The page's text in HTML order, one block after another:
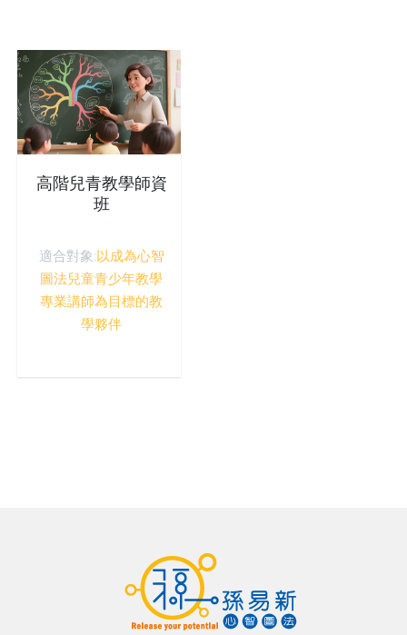
高階兒青教學師資
班
適合對象:以成為心智
圖法兒童青少年教學
專業講師為目標的教
學夥伴